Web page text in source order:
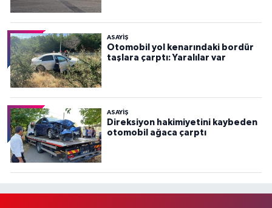
ASAYİŞ
Otomobil yol kenarındaki bordür
taşlara çarptı: Yaralılar var
ASAYİŞ
Direksiyon hakimiyetini kaybeden
otomobil ağaca çarptı